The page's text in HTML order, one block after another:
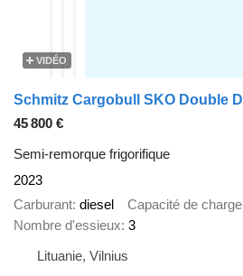
VIDÉO
45 800 €
Semi-remorque frigorifique
2023
Carburant diesel Capacité de charge
Nombre d'essieux 3
Lituanie, Vilnius